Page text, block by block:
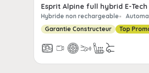
Esprit Alpine full hybrid E-Tech
Hybride non rechargeable
Garantie Constructeur
Top